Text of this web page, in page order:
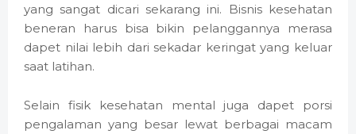
yang sangat dicari sekarang ini. Bisnis kesehatan
beneran harus bisa bikin pelanggannya merasa
dapet nilai lebih dari sekadar keringat yang keluar
saat latihan.
Selain fisik kesehatan mental juga dapet porsi
pengalaman yang besar lewat berbagai macam